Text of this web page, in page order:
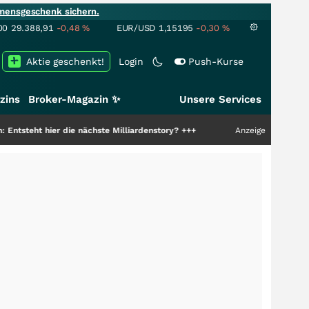
sichern.
29.388,91 -0,48% EUR/USD 1,15195 -0,30 %
Login Push-Kurse
Aktie geschenkt!
Broker-Magazin ✨ Unsere Services
die nächste Milliardenstory?+++ Anzeige